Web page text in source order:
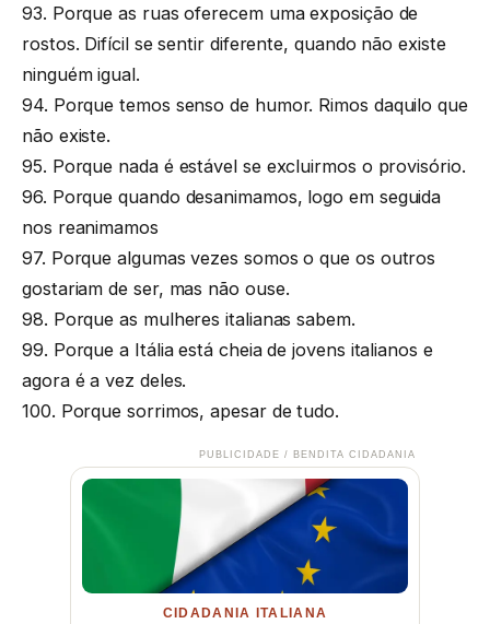
93. Porque as ruas oferecem uma exposição de
rostos. Difícil se sentir diferente, quando não existe
ninguém igual.
94. Porque temos senso de humor. Rimos daquilo que
não existe.
95. Porque nada é estável se excluirmos o provisório.
96. Porque quando desanimamos, logo em seguida
nos reanimamos
97. Porque algumas vezes somos o que os outros
gostariam de ser, mas não ouse.
98. Porque as mulheres italianas sabem.
99. Porque a Itália está cheia de jovens italianos e
agora é a vez deles.
100. Porque sorrimos, apesar de tudo.
PUBLICIDADE / BENDITA CIDADANIA
CIDADANIA ITALIANA